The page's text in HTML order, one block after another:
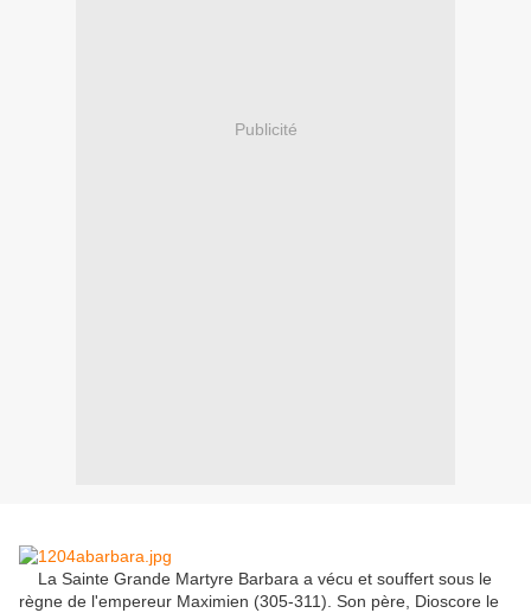
Publicité
La Sainte Grande Martyre Barbara a vécu et souffert sous le
règne de l'empereur Maximien (305-311). Son père, Dioscore le